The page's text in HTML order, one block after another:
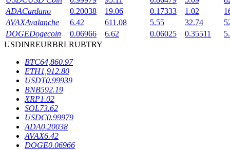
Staking
Yüksek getiri ve anında erişim
Launchpool
ADACardano 0.20038 19.06 0.17333 1.02
AVAXAvalanche 6.42 611.08 5.55 32.74
DOGEDogecoin 0.06966 6.62 0.06025 0.35511
USDINREURBRLRUBTRY
BTC64,860.97
ETH1,912.80
USDT0.99939
BNB592.19
XRP1.02
SOL73.62
USDC0.99979
ADA0.20038
AVAX6.42
DOGE0.06966